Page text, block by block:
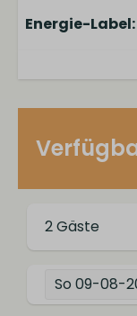
Energie-Label:
2 Gäste
So 09-08-